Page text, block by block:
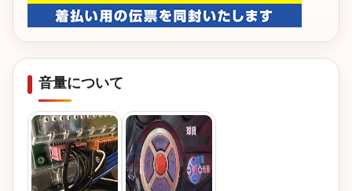
音量について